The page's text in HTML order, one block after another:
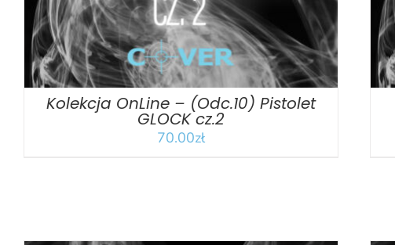
Kolekcja OnLine – (Odc.10) Pistolet
GLOCK cz.2
70.00zł